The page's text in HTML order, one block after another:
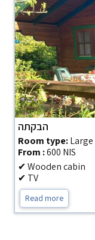
הבקתה
Room type:
From :600 NIS
✔ Wooden cabin
✔ TV
Read more